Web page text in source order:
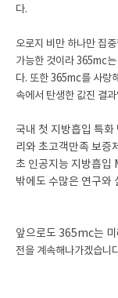
다.
오로지 비만 하나만 집중
가능한 것이라365mc는
다. 또한 365mc를 사랑
속에서 탄생한 값진 결
국내 첫 지방흡입 특
리와 초고객만족 보증
초 인공지능 지방흡입
밖에도 수많은 연구와
앞으로도 365mc는 미
전을 계속해나가겠습니